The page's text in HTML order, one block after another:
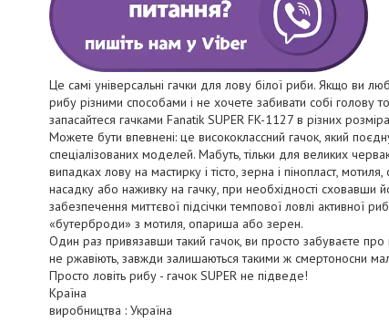
Це самі універсальні гачки для лову білої риби. Якщо ви
рибу різними способами і не хочете забивати собі голову
запасайтеся гачками Fanatik SUPER FK-1127 в різних
Можете бути впевнені: це висококлассний гачок, який
спеціалізованих моделей. Мабуть, тільки для великих
випадках лову на мастирку і тісто, зерна і пінопласт,
насадку або наживку на гачку, при необхідності
забезпечення миттєвої підсічки темпової ловлі активної
«бутерброди» з мотиля, опариша або зерен.
Один раз привязавши такий гачок, ви просто забуваєте про
не ржавіють, завжди залишаються такими ж смертоносни
Просто ловіть рибу - гачок SUPER не підведе!
Країна
виробництва : Україна